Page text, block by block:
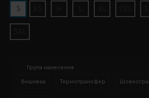
S
Група нанесення
Вишивка Термотрансфер